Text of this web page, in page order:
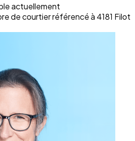
actuellement
de courtier référencé à 4181 Filot